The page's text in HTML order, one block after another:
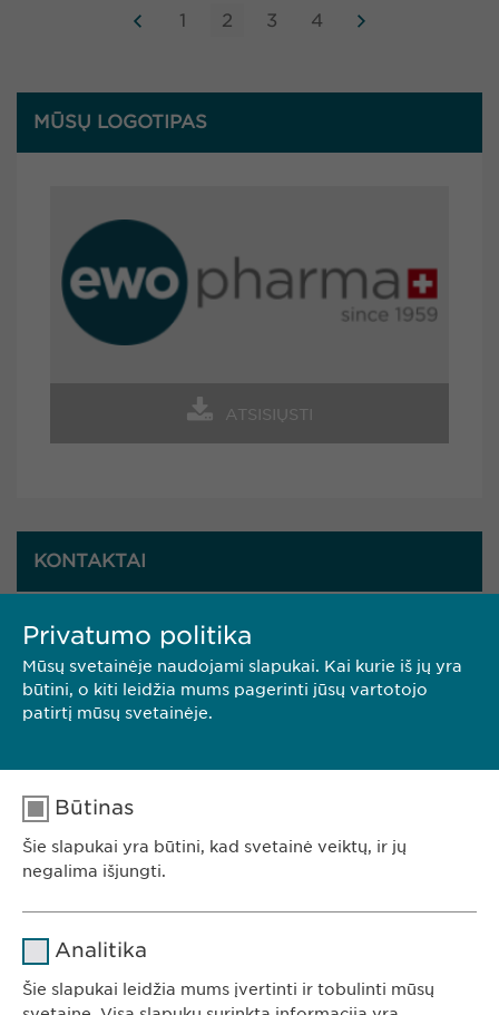
MŪSŲ LOGOTIPAS
ATSISIŲSTI
KONTAKTAI
Ewopharma UAB
Upes g. 21-1
08128 Vilnius
Lietuva
E. paštas:info@ewopharma.lt
1 2 3 4
Privatumo politika
Mūsų svetainėje naudojami slapukai. Kai kurie iš jų yra
būtini, o kiti leidžia mums pagerinti jūsų vartotojo
patirtį mūsų svetainėje.
Būtinas
Šie slapukai yra būtini, kad svetainė veiktų, ir jų
negalima išjungti.
Analitika
Šie slapukai leidžia mums įvertinti ir tobulinti mūsų